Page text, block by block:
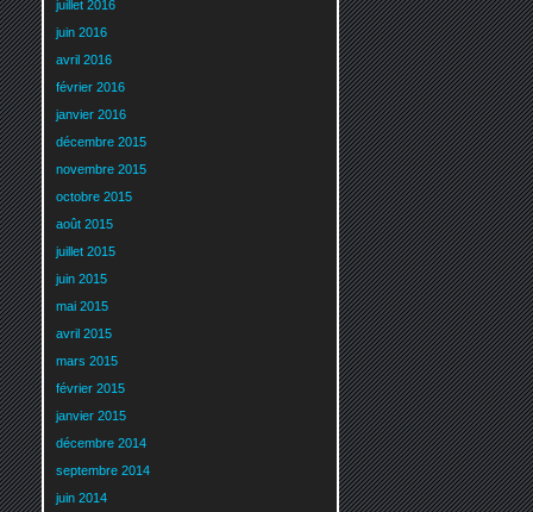
juillet 2016
juin 2016
avril 2016
février 2016
janvier 2016
décembre 2015
novembre 2015
octobre 2015
août 2015
juillet 2015
juin 2015
mai 2015
avril 2015
mars 2015
février 2015
janvier 2015
décembre 2014
septembre 2014
juin 2014